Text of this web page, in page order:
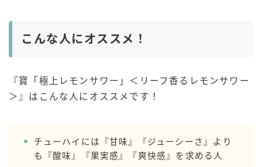
こんな人にオススメ！
『寶「極上レモンサワー」＜リーフ香るレモンサワー
＞』はこんな人にオススメです！
チューハイには『甘味』『ジューシーさ』より
も『酸味』『果実感』『爽快感』を求める人